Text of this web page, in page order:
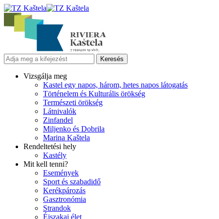
Vizsgálja meg
Kastel egy napos, három, hetes napos látogatás
Történelem és Kulturális örökség
Természeti örökség
Látnivalók
Zinfandel
Miljenko és Dobrila
Marina Kaštela
Rendeltetési hely
Kastély
Mit kell tenni?
Események
Sport és szabadidő
Kerékpározás
Gasztronómia
Strandok
Éjszakai élet